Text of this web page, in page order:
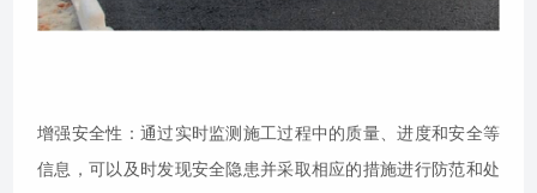
增强安全性：通过实时监测施工过程中的质量、进度和安全等
信息，可以及时发现安全隐患并采取相应的措施进行防范和处